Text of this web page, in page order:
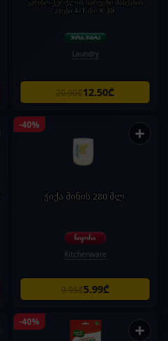
კაზინო-ჭურჭლის სარეცხი მანქანის
აბები 4/1-ში. X 30.
Laundry
20.90₾12.50₾
-40% +
ჭიქა მინის 280 მლ.
Kitchenware
9.95₾5.99₾
-40% +